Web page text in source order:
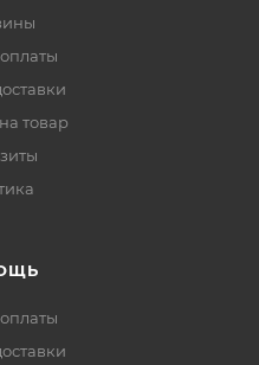
товар